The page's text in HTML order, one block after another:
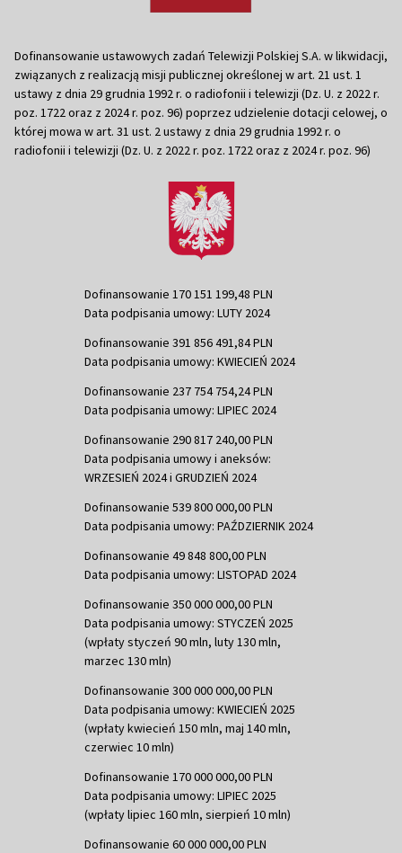
Dofinansowanie ustawowych zadań Telewizji Polskiej S.A. w likwidacji,
związanych z realizacją misji publicznej określonej w art. 21 ust. 1
ustawy z dnia 29 grudnia 1992 r. o radiofonii i telewizji (Dz. U. z 2022 r.
poz. 1722 oraz z 2024 r. poz. 96) poprzez udzielenie dotacji celowej, o
której mowa w art. 31 ust. 2 ustawy z dnia 29 grudnia 1992 r. o
radiofonii i telewizji (Dz. U. z 2022 r. poz. 1722 oraz z 2024 r. poz. 96)
Dofinansowanie 170 151 199,48 PLN
Data podpisania umowy: LUTY 2024
Dofinansowanie 391 856 491,84 PLN
Data podpisania umowy: KWIECIEŃ 2024
Dofinansowanie 237 754 754,24 PLN
Data podpisania umowy: LIPIEC 2024
Dofinansowanie 290 817 240,00 PLN
Data podpisania umowy i aneksów:
WRZESIEŃ 2024 i GRUDZIEŃ 2024
Dofinansowanie 539 800 000,00 PLN
Data podpisania umowy: PAŹDZIERNIK 2024
Dofinansowanie 49 848 800,00 PLN
Data podpisania umowy: LISTOPAD 2024
Dofinansowanie 350 000 000,00 PLN
Data podpisania umowy: STYCZEŃ 2025
(wpłaty styczeń 90 mln, luty 130 mln,
marzec 130 mln)
Dofinansowanie 300 000 000,00 PLN
Data podpisania umowy: KWIECIEŃ 2025
(wpłaty kwiecień 150 mln, maj 140 mln,
czerwiec 10 mln)
Dofinansowanie 170 000 000,00 PLN
Data podpisania umowy: LIPIEC 2025
(wpłaty lipiec 160 mln, sierpień 10 mln)
Dofinansowanie 60 000 000,00 PLN